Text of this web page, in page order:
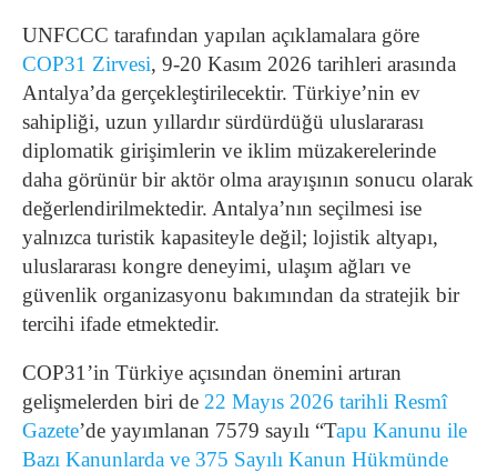
UNFCCC tarafından yapılan açıklamalara göre
COP31 Zirvesi, 9-20 Kasım 2026 tarihleri arasında
Antalya’da gerçekleştirilecektir. Türkiye’nin ev
sahipliği, uzun yıllardır sürdürdüğü uluslararası
diplomatik girişimlerin ve iklim müzakerelerinde
daha görünür bir aktör olma arayışının sonucu olarak
değerlendirilmektedir. Antalya’nın seçilmesi ise
yalnızca turistik kapasiteyle değil; lojistik altyapı,
uluslararası kongre deneyimi, ulaşım ağları ve
güvenlik organizasyonu bakımından da stratejik bir
tercihi ifade etmektedir.
COP31’in Türkiye açısından önemini artıran
gelişmelerden biri de 22 Mayıs 2026 tarihli Resmî
Gazete’de yayımlanan 7579 sayılı “Tapu Kanunu ile
Bazı Kanunlarda ve 375 Sayılı Kanun Hükmünde